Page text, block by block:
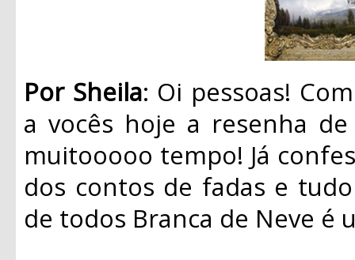
Por Sheila: Oi pessoas!
a vocês hoje a resenha
muitooooo tempo! Já
dos contos de fadas e
de todos Branca de Neve é